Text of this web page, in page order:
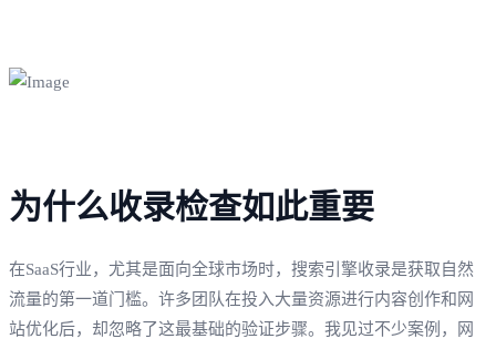
为什么收录检查如此重要
在SaaS行业，尤其是面向全球市场时，搜索引擎收录是获取自然
流量的第一道门槛。许多团队在投入大量资源进行内容创作和网
站优化后，却忽略了这最基础的验证步骤。我见过不少案例，网